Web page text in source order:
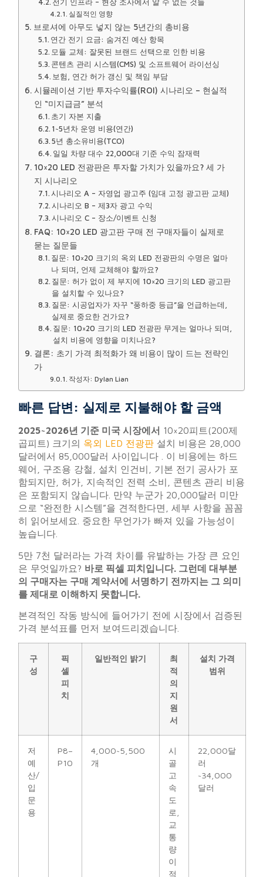
실질적인 영향
브로셔에 아무도 넣지 않는 5년간의 총비용
연간 전기 요금: 숨겨진 예산 항목
모듈 교체: 잘못된 브랜드 선택으로 인한 비용
콘텐츠 관리 시스템(CMS) 및 소프트웨어 라이선싱
보험, 연간 허가 갱신 및 책임 부담
시뮬레이션 기반 투자수익률(ROI) 시나리오 – 현실적
인 “미지급금” 분석
초기 자본 지출
1~5년차 운영 비용(연간)
5년 총소유비용(TCO)
일일 차량 대수 22,000대 기준 수익 잠재력
10×20 LED 전광판은 투자할 가치가 있을까요? 세 가
지 시나리오
시나리오 A – 자영업 광고주 (임대 고정 광고판 교체)
시나리오 B – 제3자 광고 수익
시나리오 C – 장소/이벤트 신청
FAQ: 10×20 LED 광고판 구매 전 구매자들이 실제로
묻는 질문들
질문: 10×20 크기의 옥외 LED 전광판의 수명은 얼마
나 되며, 언제 교체해야 할까요?
질문: 허가 없이 제 부지에 10×20 크기의 LED 광고판
을 설치할 수 있나요?
질문: 시공업자가 자꾸 “풍하중 등급”을 언급하는데,
실제로 중요한 건가요?
질문: 10×20 크기의 LED 전광판 무게는 얼마나 되며,
설치 비용에 영향을 미치나요?
결론: 초기 가격 최적화가 왜 비용이 많이 드는 전략인
가
작성자: Dylan Lian
빠른 답변: 실제로 지불해야 할 금액
2025~2026년 기준 미국 시장에서 10×20피트(200제
곱피트) 크기의 옥외 LED 전광판설치 비용은 28,000
달러에서 85,000달러 사이입니다 . 이 비용에는 하드
웨어, 구조용 강철, 설치 인건비, 기본 전기 공사가 포
함되지만, 허가, 지속적인 전력 소비, 콘텐츠 관리 비용
은 포함되지 않습니다. 만약 누군가 20,000달러 미만
으로 “완전한 시스템”을 견적한다면, 세부 사항을 꼼꼼
히 읽어보세요. 중요한 무언가가 빠져 있을 가능성이
높습니다.
5만 7천 달러라는 가격 차이를 유발하는 가장 큰 요인
은 무엇일까요? 바로 픽셀 피치입니다. 그런데 대부분
의 구매자는 구매 계약서에 서명하기 전까지는 그 의미
를 제대로 이해하지 못합니다.
본격적인 작동 방식에 들어가기 전에 시장에서 검증된
가격 분석표를 먼저 보여드리겠습니다.
구
성
픽
셀
피
치
일반적인 밝기
최
적
의
지
원
서
설치 가격
범위
저
예
산/
입
문
용
P8–
P10
4,000~5,500
개
시
골
고
속
도
로,
교
통
량
이
적
22,000달
러
~34,000
달러